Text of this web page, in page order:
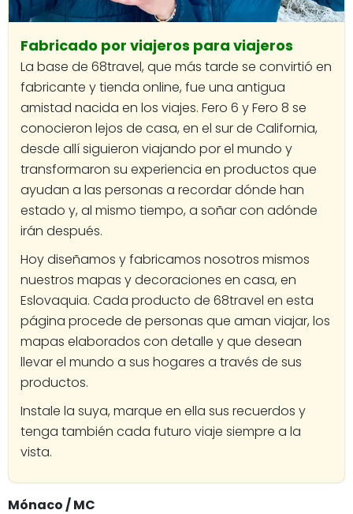
Fabricado por viajeros para viajeros
La base de 68travel, que más tarde se convirtió en
fabricante y tienda online, fue una antigua
amistad nacida en los viajes. Fero 6 y Fero 8 se
conocieron lejos de casa, en el sur de California,
desde allí siguieron viajando por el mundo y
transformaron su experiencia en productos que
ayudan a las personas a recordar dónde han
estado y, al mismo tiempo, a soñar con adónde
irán después.
Hoy diseñamos y fabricamos nosotros mismos
nuestros mapas y decoraciones en casa, en
Eslovaquia. Cada producto de 68travel en esta
página procede de personas que aman viajar, los
mapas elaborados con detalle y que desean
llevar el mundo a sus hogares a través de sus
productos.
Instale la suya, marque en ella sus recuerdos y
tenga también cada futuro viaje siempre a la
vista.
Mónaco / MC